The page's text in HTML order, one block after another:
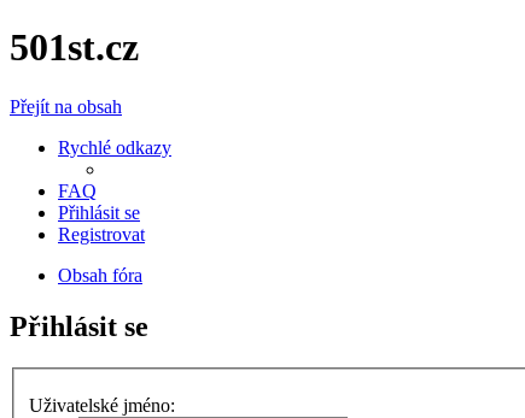
501st.cz
Přejít na obsah
Rychlé odkazy
FAQ
Přihlásit se
Registrovat
Obsah fóra
Přihlásit se
Uživatelské jméno: